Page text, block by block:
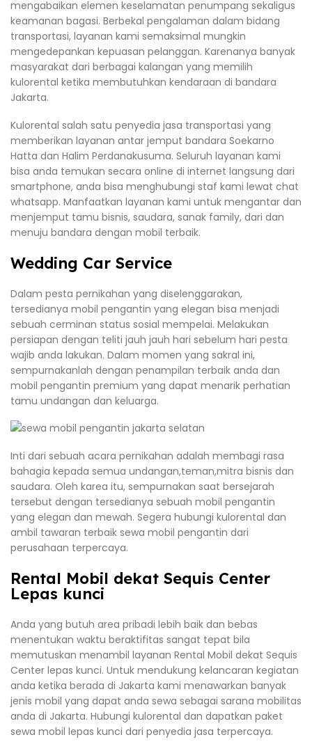
mengabaikan elemen keselamatan penumpang sekaligus
keamanan bagasi. Berbekal pengalaman dalam bidang
transportasi, layanan kami semaksimal mungkin
mengedepankan kepuasan pelanggan. Karenanya banyak
masyarakat dari berbagai kalangan yang memilih
kulorental ketika membutuhkan kendaraan di bandara
Jakarta.
Kulorental salah satu penyedia jasa transportasi yang
memberikan layanan antar jemput bandara Soekarno
Hatta dan Halim Perdanakusuma. Seluruh layanan kami
bisa anda temukan secara online di internet langsung dari
smartphone, anda bisa menghubungi staf kami lewat chat
whatsapp. Manfaatkan layanan kami untuk mengantar dan
menjemput tamu bisnis, saudara, sanak family, dari dan
menuju bandara dengan mobil terbaik.
Wedding Car Service
Dalam pesta pernikahan yang diselenggarakan,
tersedianya mobil pengantin yang elegan bisa menjadi
sebuah cerminan status sosial mempelai. Melakukan
persiapan dengan teliti jauh jauh hari sebelum hari pesta
wajib anda lakukan. Dalam momen yang sakral ini,
sempurnakanlah dengan penampilan terbaik anda dan
mobil pengantin premium yang dapat menarik perhatian
tamu undangan dan keluarga.
Inti dari sebuah acara pernikahan adalah membagi rasa
bahagia kepada semua undangan,teman,mitra bisnis dan
saudara. Oleh karea itu, sempurnakan saat bersejarah
tersebut dengan tersedianya sebuah mobil pengantin
yang elegan dan mewah. Segera hubungi kulorental dan
ambil tawaran terbaik sewa mobil pengantin dari
perusahaan terpercaya.
Rental Mobil dekat Sequis Center
Lepas kunci
Anda yang butuh area pribadi lebih baik dan bebas
menentukan waktu beraktifitas sangat tepat bila
memutuskan menambil layanan Rental Mobil dekat Sequis
Center lepas kunci. Untuk mendukung kelancaran kegiatan
anda ketika berada di Jakarta kami menawarkan banyak
jenis mobil yang dapat anda sewa sebagai sarana mobilitas
anda di Jakarta. Hubungi kulorental dan dapatkan paket
sewa mobil lepas kunci dari penyedia jasa terpercaya.